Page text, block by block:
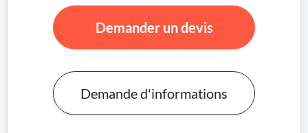
Demander un devis
Demande d'informations